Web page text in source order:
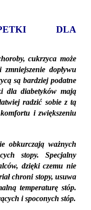
DLA
cukrzyca może
dopływu
są bardziej podatne
dla diabetyków mają
radzić sobie z tą
i zwiększeniu
obkurczają ważnych
stopy. Specjalny
dzięki czemu nie
chroni stopy, usuwa
temperaturę stóp.
i spoconych stóp.